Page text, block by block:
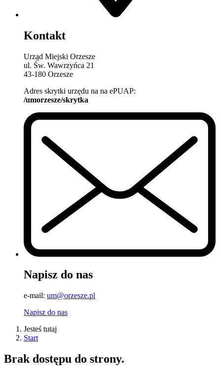
Kontakt
Urząd Miejski Orzesze
ul. Św. Wawrzyńca 21
43-180 Orzesze
Adres skrytki urzędu na na ePUAP:
/umorzesze/skrytka
Napisz do nas
e-mail: um@orzesze.pl
Napisz do nas
Jesteś tutaj
Start
Brak dostępu do strony.